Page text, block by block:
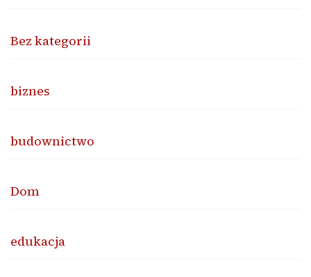
Bez kategorii
biznes
budownictwo
Dom
edukacja